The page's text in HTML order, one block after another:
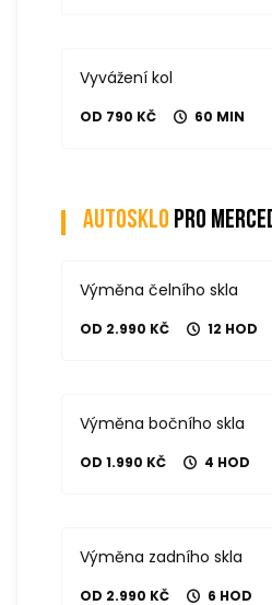
Vyvážení kol
OD 790 KČ 60 MIN
Autosklo pro
Výměna čelního skla
OD 2.990 KČ 12 HOD
Výměna bočního skla
OD 1.990 KČ 4 HOD
Výměna zadního skla
OD 2.990 KČ 6 HOD